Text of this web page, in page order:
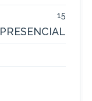
15
PRESENCIAL